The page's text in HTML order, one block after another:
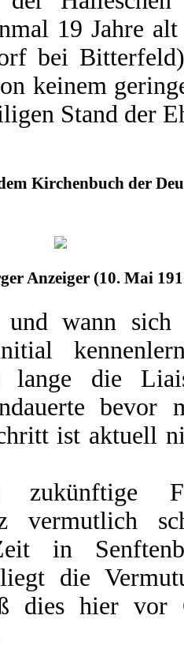
19 Jahre
bei
keinem
Stand der
Kirchenbuch der
Anzeiger (10. Mai
wann sich
lange die
bevor
ist aktuell
vermutlich
in
die
dies hier vor